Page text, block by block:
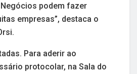
podem fazer
empresas”, destaca o
Para aderir ao
protocolar, na Sala do